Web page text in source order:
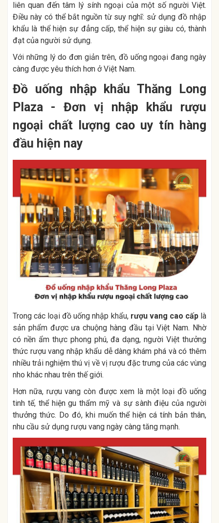
liên quan đến tâm lý sính ngoại của một số người Việt.
Điều này có thể bắt nguồn từ suy nghĩ: sử dụng đồ nhập
khẩu là thể hiện sự đẳng cấp, thể hiện sự giàu có, thành
đạt của người sử dụng.
Với những lý do đơn giản trên, đồ uống ngoại đang ngày
càng được yêu thích hơn ở Việt Nam.
Đồ uống nhập khẩu Thăng Long
Plaza - Đơn vị nhập khẩu rượu
ngoại chất lượng cao uy tín hàng
đầu hiện nay
Trong các loại đồ uống nhập khẩu, rượu vang cao cấplà
sản phẩm được ưa chuộng hàng đầu tại Việt Nam. Nhờ
có nền ẩm thực phong phú, đa dạng, người Việt thưởng
thức rượu vang nhập khẩu dễ dàng khám phá và có thêm
nhiều trải nghiệm thú vị về vị rượu đặc trưng của các vùng
nho khác nhau trên thế giới.
Hơn nữa, rượu vang còn được xem là một loại đồ uống
tinh tế, thể hiện gu thẩm mỹ và sự sành điệu của người
thưởng thức. Do đó, khi muốn thể hiện cá tính bản thân,
nhu cầu sử dụng rượu vang ngày càng tăng mạnh.